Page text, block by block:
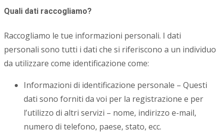
Quali dati raccogliamo?
Raccogliamo le tue informazioni personali. I dati
personali sono tutti i dati che si riferiscono a un individuo
da utilizzare come identificazione come:
Informazioni di identificazione personale – Questi
dati sono forniti da voi per la registrazione e per
l’utilizzo di altri servizi – nome, indirizzo e-mail,
numero di telefono, paese, stato, ecc.